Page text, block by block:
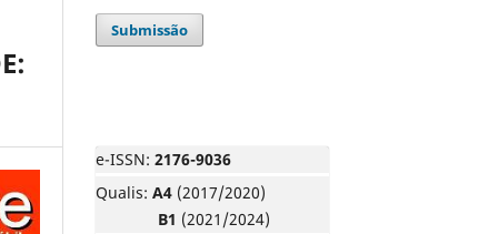
Submissão
e-ISSN: 2176-9036
Qualis: A4 (2017/2020)
B1 (2021/2024)